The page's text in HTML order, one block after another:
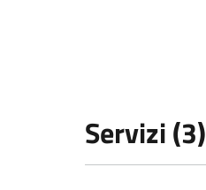
Servizi (3)